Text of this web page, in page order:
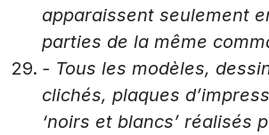
apparaissent seulement
parties de la même
- Tous les modèles,
clichés, plaques
‘noirs et blancs’ réalisés